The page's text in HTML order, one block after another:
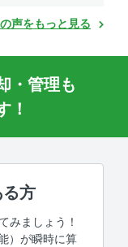
声をもっと見る
・管理も
！
方
みましょう！
）が瞬時に算